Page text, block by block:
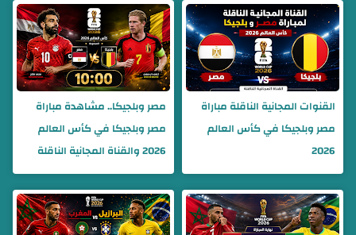
القنوات المجانية الناقلة مباراة
مصر وبلجيكا في كأس العالم
2026
مصر وبلجيكا.. مشاهدة مباراة
مصر وبلجيكا في كأس العالم
2026 والقناة المجانية الناقلة